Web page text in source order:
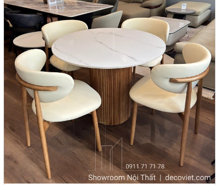
2. Chất liệu thường được sử dụng cho bộ bàn ăn 4
ghế giá rẻ
Bộ bàn ghế ăn sẽ được làm từ đa dạng chất liệu nhằm đáp ứng nhu
cầu, sở thích cũng như chí phí cho mọi phân khúc khách hàng. Mỗi
loại chất liệu đều có những vẻ đẹp riêng nhưng chung quy là sẽ
phục vụ đúng chức năng cho người sử dụng. Một số chất liệu phổ
biến được sử dụng làm bàn ăn 4 ghế như: